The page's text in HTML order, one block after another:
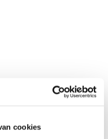
cookies